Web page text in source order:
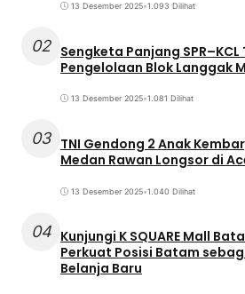
13 Desember 2025•1.093 Dilihat
02 Sengketa Panjang
Pengelolaan Blok Langgak
13 Desember 2025•1.081 Dilihat
03 TNI Gendong 2 Anak
Medan Rawan Longsor di
13 Desember 2025•1.040 Dilihat
04 Kunjungi K SQUARE Mall
Perkuat Posisi Batam
Belanja Baru